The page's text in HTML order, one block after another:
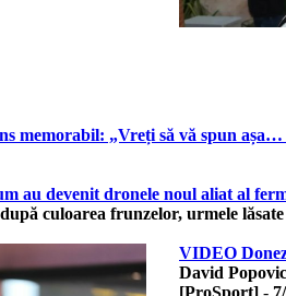
memorabil: „Vreți să vă spun așa…
au devenit dronele noul aliat al
culoarea frunzelor, urmele
VIDEO
David
[ProSport] -